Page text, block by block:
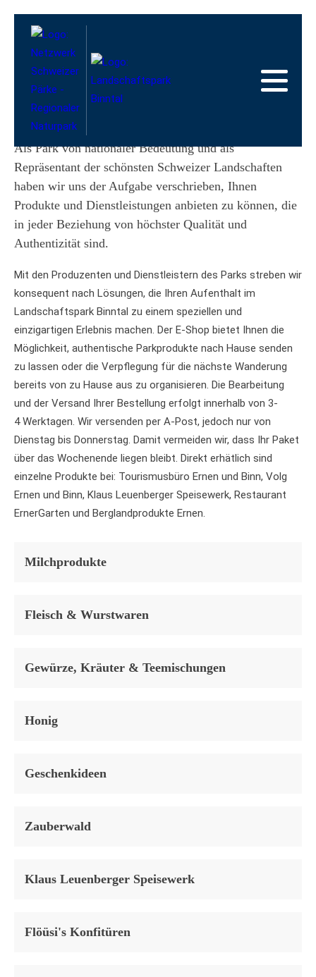
Startseite
Online Shop
Als Park von nationaler Bedeutung und als
Repräsentant der schönsten Schweizer Landschaften
haben wir uns der Aufgabe verschrieben, Ihnen
Produkte und Dienstleistungen anbieten zu können, die
in jeder Beziehung von höchster Qualität und
Authentizität sind.
Mit den Produzenten und Dienstleistern des Parks streben wir
konsequent nach Lösungen, die Ihren Aufenthalt im
Landschaftspark Binntal zu einem speziellen und
einzigartigen Erlebnis machen. Der E-Shop bietet Ihnen die
Möglichkeit, authentische Parkprodukte nach Hause senden
zu lassen oder die Verpflegung für die nächste Wanderung
bereits von zu Hause aus zu organisieren. Die Bearbeitung
und der Versand Ihrer Bestellung erfolgt innerhalb von 3-
4 Werktagen. Wir versenden per A-Post, jedoch nur von
Dienstag bis Donnerstag. Damit vermeiden wir, dass Ihr Paket
über das Wochenende liegen bleibt. Direkt erhätlich sind
einzelne Produkte bei: Tourismusbüro Ernen und Binn, Volg
Ernen und Binn, Klaus Leuenberger Speisewerk, Restaurant
ErnerGarten und Berglandprodukte Ernen.
Milchprodukte
Fleisch & Wurstwaren
Gewürze, Kräuter & Teemischungen
Honig
Geschenkideen
Zauberwald
Klaus Leuenberger Speisewerk
Flöüsi's Konfitüren